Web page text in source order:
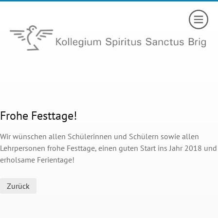
Frohe Festtage!
Wir wünschen allen Schülerinnen und Schülern sowie allen
Lehrpersonen frohe Festtage, einen guten Start ins Jahr 2018 und
erholsame Ferientage!
Zurück